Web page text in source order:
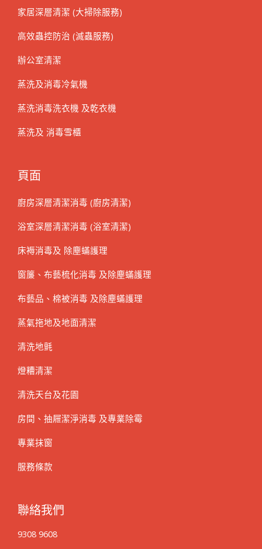
家居深層清潔 (大掃除服務)
高效蟲控防治 (滅蟲服務)
辦公室清潔
蒸洗及消毒冷氣機
蒸洗消毒洗衣機 及乾衣機
蒸洗及 消毒雪櫃
頁面
廚房深層清潔消毒 (廚房清潔)
浴室深層清潔消毒 (浴室清潔)
床褥消毒及 除塵蟎護理
窗簾、布藝梳化消毒 及除塵蟎護理
布藝品、棉被消毒 及除塵蟎護理
蒸氣拖地及地面清潔
清洗地氈
燈糟清潔
清洗天台及花園
房間、抽屜潔淨消毒 及專業除霉
專業抹窗
服務條款
聯絡我們
9308 9608